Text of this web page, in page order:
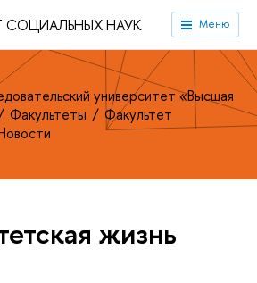
СОЦИАЛЬНЫХ НАУК Меню
университет «Высшая
Факультеты
Факультет
жизнь